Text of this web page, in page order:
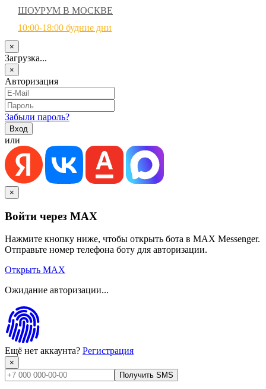
ШОУРУМ В МОСКВЕ
10:00-18:00 будние дни
×
Загрузка...
×
Авторизация
Забыли пароль?
или
×
Войти через MAX
Нажмите кнопку ниже, чтобы открыть бота в MAX Messenger.
Отправьте номер телефона боту для авторизации.
Открыть MAX
Ожидание авторизации...
Ещё нет аккаунта? Регистрация
×
Получить SMS